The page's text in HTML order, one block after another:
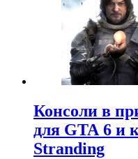
Консоли в
для GTA 6 и
Stranding